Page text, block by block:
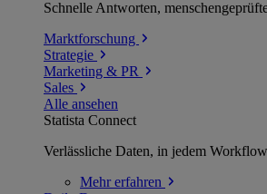
Schnelle Antworten,
Marktforschung
Strategie
Marketing & PR
Sales
Alle ansehen
Statista Connect
Verlässliche Daten, in jedem Workflow
Mehrerfahren